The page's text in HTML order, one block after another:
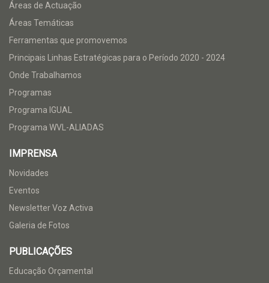
Áreas de Actuação
Áreas Temáticas
Ferramentas que promovemos
Principais Linhas Estratégicas para o Período 2020 - 2024
Onde Trabalhamos
Programas
Programa IGUAL
Programa WVL-ALIADAS
IMPRENSA
Novidades
Eventos
Newsletter Voz Activa
Galeria de Fotos
PUBLICAÇÕES
Educação Orçamental